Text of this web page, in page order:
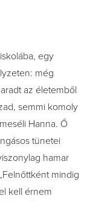
egy
még
az életemből
semmi komoly
Hanna. Ő
tünetei
hamar
mindig
kell érnem